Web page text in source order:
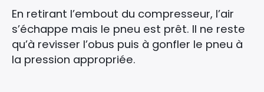
En retirant l’embout du compresseur, l’air
s’échappe mais le pneu est prêt. Il ne reste
qu’à revisser l’obus puis à gonfler le pneu à
la pression appropriée.